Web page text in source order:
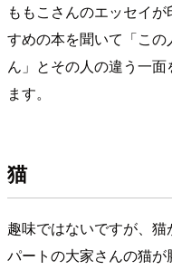
ももこさんのエッセイ
すめの本を聞いて「こ
ん」とその人の違う一
ます。
猫
趣味ではないですが、
パートの大家さんの猫